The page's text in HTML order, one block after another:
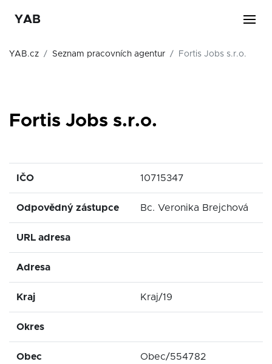
YAB
YAB.cz Seznam pracovních agentur Fortis Jobs s.r.o.
Fortis Jobs s.r.o.
IČO 10715347
Odpovědný zástupce Bc. Veronika Brejchová
URL adresa
Adresa
Kraj Kraj/19
Okres
Obec Obec/554782